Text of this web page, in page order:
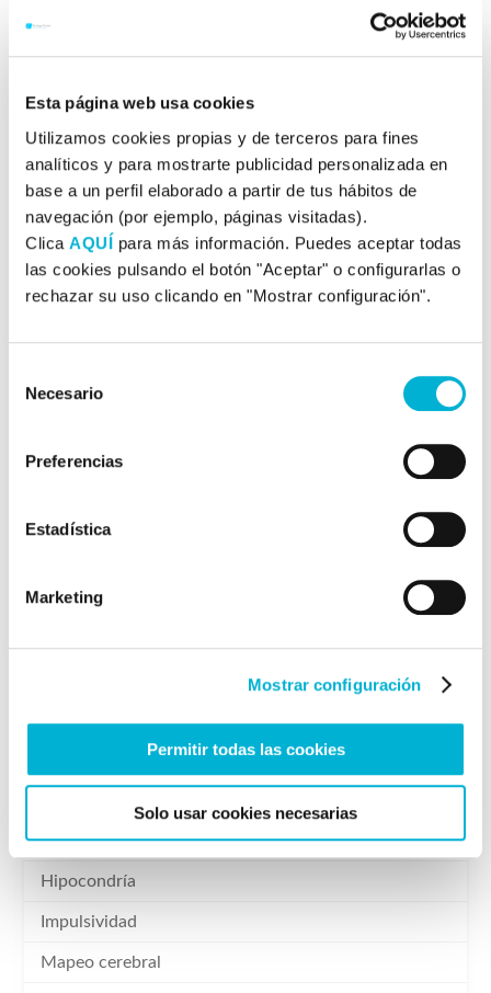
Esta página web usa cookies
Utilizamos cookies propias y de terceros para fines
analíticos y para mostrarte publicidad personalizada en
base a un perfil elaborado a partir de tus hábitos de
navegación (por ejemplo, páginas visitadas).
Clica AQUÍ para más información. Puedes aceptar todas
las cookies pulsando el botón "Aceptar" o configurarlas o
rechazar su uso clicando en "Mostrar configuración".
Necesario
Preferencias
Estadística
Marketing
Mostrar configuración
Permitir todas las cookies
Solo usar cookies necesarias
Últimas entradas
Evaluación de la activación cortical y control
ejecutivo en el TDAH
El Test de Variables de Atención (TOVA)
TRAUMA (violencia, maltrato, abuso sexual) Y
ONDAS CEREBRALES 1. TRASTORNOS ADICTIVOS
Anorexia
Dormir bien
Ejercicios para la mente
Fobia
Hipocondría
Impulsividad
Mapeo cerebral